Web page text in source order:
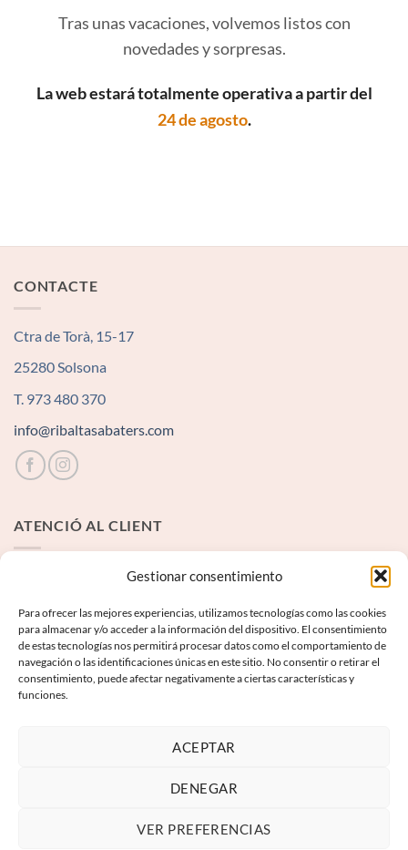
Gestionar consentimiento
Para ofrecer las mejores experiencias, utilizamos tecnologías como las cookies
para almacenar y/o acceder a la información del dispositivo. El consentimiento
de estas tecnologías nos permitirá procesar datos como el comportamiento de
navegación o las identificaciones únicas en este sitio. No consentir o retirar el
consentimiento, puede afectar negativamente a ciertas características y
funciones.
ACEPTAR
DENEGAR
VER PREFERENCIAS
Tras unas vacaciones, volvemos listos con
novedades y sorpresas.
La web estará totalmente operativa a partir del
24 de agosto.
CONTACTE
Ctra de Torà, 15-17
25280 Solsona
T. 973 480 370
info@ribaltasabaters.com
ATENCIÓ AL CLIENT
INFORMACIÓ LEGAL
Avís Legal